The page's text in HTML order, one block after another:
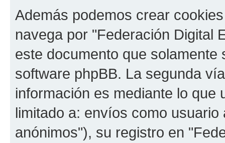
Además podemos crear
navega por "Federación Digital
este documento que
software phpBB. La segunda
información es mediante lo que
limitado a: envíos como
anónimos"), su registro en